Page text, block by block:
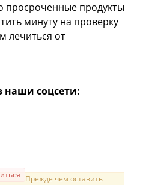
просроченные продукты
минуту на проверку
лечиться от
наши соцсети:
Прежде чем оставить